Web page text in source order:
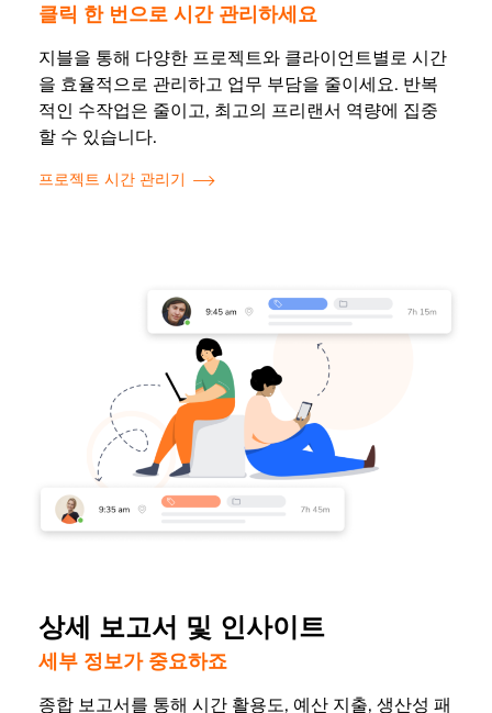
클릭 한 번으로 시간 관리하세요
지블을 통해 다양한 프로젝트와 클라이언트별로 시간
을 효율적으로 관리하고 업무 부담을 줄이세요. 반복
적인 수작업은 줄이고, 최고의 프리랜서 역량에 집중
할 수 있습니다.
프로젝트 시간 관리기
상세 보고서 및 인사이트
세부 정보가 중요하죠
종합 보고서를 통해 시간 활용도, 예산 지출, 생산성 패